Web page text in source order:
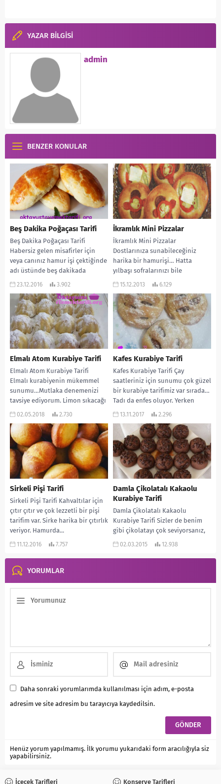
YAZAR BİLGİSİ
admin
BENZER KONULAR
Beş Dakika Poğaçası Tarifi
Beş Dakika Poğaçası Tarifi
Habersiz gelen misafirler için
veya canınız hamur işi çektiğinde
adı üstünde beş dakikada
hazırlayabileceğiniz, çok
23.12.2016 3.902
İkramlık Mini Pizzalar
İkramlık Mini Pizzalar
Dostlarınıza sunabileceğiniz
harika bir hamurişi… Hatta
yılbaşı sofralarınızı bile
süsleyebilirsiniz. Oktay Usta’nın
un...
15.12.2013 6.129
Elmalı Atom Kurabiye Tarifi
Elmalı Atom Kurabiye Tarifi
Elmalı kurabiyenin mükemmel
sunumu…Mutlaka denemenizi
tavsiye ediyorum. Limon sıkacağı
ile şekil veriliyor. Hamuru da kıyır
02.05.2018 2.730
Kafes Kurabiye Tarifi
Kafes Kurabiye Tarifi Çay
saatleriniz için sunumu çok güzel
bir kurabiye tarifimiz var sırada…
Tadı da enfes oluyor. Yerken
ağızda...
13.11.2017 2.296
Sirkeli Pişi Tarifi
Sirkeli Pişi Tarifi Kahvaltılar için
çıtır çıtır ve çok lezzetli bir pişi
tarifim var. Sirke harika bir çıtırlık
veriyor. Hamurda...
11.12.2016 7.757
Damla Çikolatalı Kakaolu
Kurabiye Tarifi
Damla Çikolatalı Kakaolu
Kurabiye Tarifi Sizler de benim
gibi çikolatayı çok seviyorsanız,
tam sizlere göre bir kurabiye
02.03.2015 12.938
YORUMLAR
Daha sonraki yorumlarımda kullanılması için adım, e-posta
adresim ve site adresim bu tarayıcıya kaydedilsin.
Henüz yorum yapılmamış. İlk yorumu yukarıdaki form aracılığıyla siz
yapabilirsiniz.
İçecek Tarifleri Konserve Tarifleri